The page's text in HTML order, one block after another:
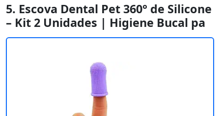
5. Escova Dental Pet 360° de Silicone
– Kit 2 Unidades | Higiene Bucal pa